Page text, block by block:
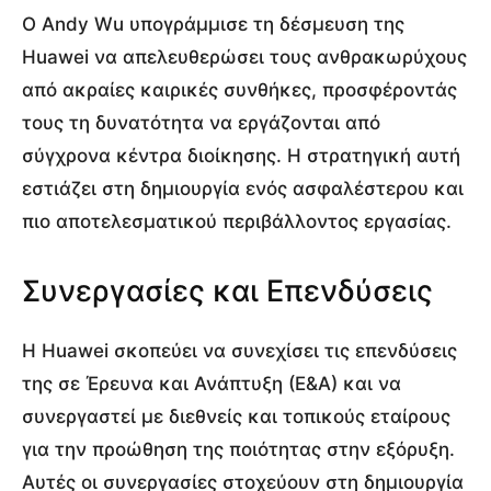
Ο Andy Wu υπογράμμισε τη δέσμευση της
Huawei να απελευθερώσει τους ανθρακωρύχους
από ακραίες καιρικές συνθήκες, προσφέροντάς
τους τη δυνατότητα να εργάζονται από
σύγχρονα κέντρα διοίκησης. Η στρατηγική αυτή
εστιάζει στη δημιουργία ενός ασφαλέστερου και
πιο αποτελεσματικού περιβάλλοντος εργασίας.
Συνεργασίες και Επενδύσεις
Η Huawei σκοπεύει να συνεχίσει τις επενδύσεις
της σε Έρευνα και Ανάπτυξη (Ε&Α) και να
συνεργαστεί με διεθνείς και τοπικούς εταίρους
για την προώθηση της ποιότητας στην εξόρυξη.
Αυτές οι συνεργασίες στοχεύουν στη δημιουργία